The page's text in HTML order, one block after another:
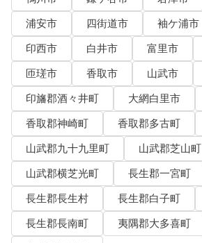
浦安市
四街道市 袖ケ浦市
印西市
白井市 富里市
匝瑳市
香取市 山武市
印旛郡酒々井町
大網白里市
香取郡神崎町
香取郡多古町
山武郡九十九里町
山武郡芝山町
山武郡横芝光町
長生郡一宮町
長生郡長生村
長生郡白子町
長生郡長南町
夷隅郡大多喜町